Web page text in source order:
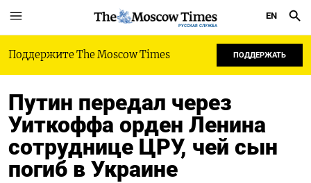
РУССКАЯ СЛУЖБА
EN
Поддержите The Moscow Times ПОДДЕРЖАТЬ
Путин передал через
Уиткоффа орден Ленина
сотруднице ЦРУ, чей сын
погиб в Украине